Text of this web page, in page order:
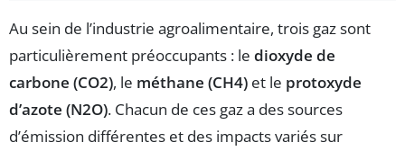
Au sein de l’industrie agroalimentaire, trois gaz sont
particulièrement préoccupants : le dioxyde de
carbone (CO2), le méthane (CH4) et le protoxyde
d’azote (N2O). Chacun de ces gaz a des sources
d’émission différentes et des impacts variés sur